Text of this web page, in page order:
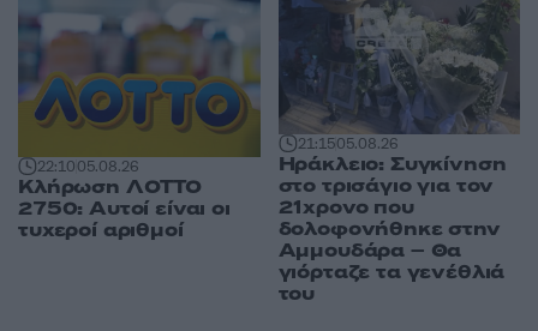
22:1005.08.26
Κλήρωση ΛΟΤΤΟ
2750: Αυτοί είναι οι
τυχεροί αριθμοί
21:1505.08.26
Ηράκλειο: Συγκίνηση
στο τρισάγιο για τον
21χρονο που
δολοφονήθηκε στην
Αμμουδάρα – Θα
γιόρταζε τα γενέθλιά
του